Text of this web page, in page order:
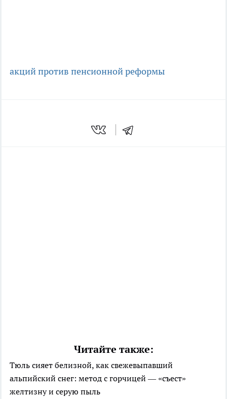
акций против пенсионной реформы
Читайте также:
Тюль сияет белизной, как свежевыпавший
альпийский снег: метод с горчицей — «съест»
желтизну и серую пыль